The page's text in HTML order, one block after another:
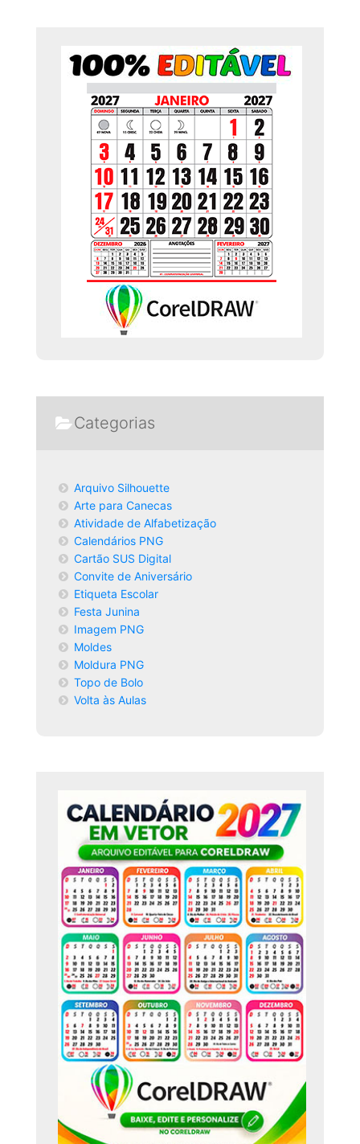
Categorias
Arquivo Silhouette
Arte para Canecas
Atividade de Alfabetização
Calendários PNG
Cartão SUS Digital
Convite de Aniversário
Etiqueta Escolar
Festa Junina
Imagem PNG
Moldes
Moldura PNG
Topo de Bolo
Volta às Aulas